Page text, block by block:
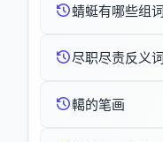
蜻蜓有哪些组词
尽职尽责反义词
轕的笔画